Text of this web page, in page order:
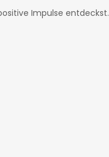
Impulse entdeckst.